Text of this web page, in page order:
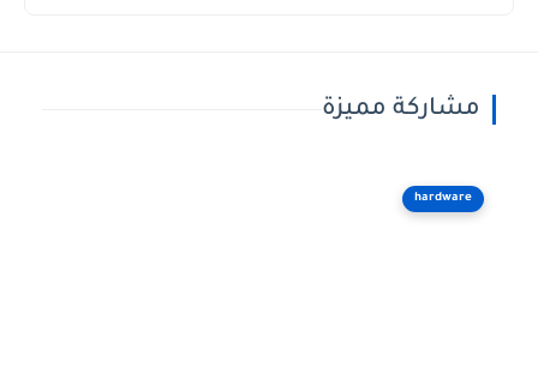
مشاركة مميزة
hardware